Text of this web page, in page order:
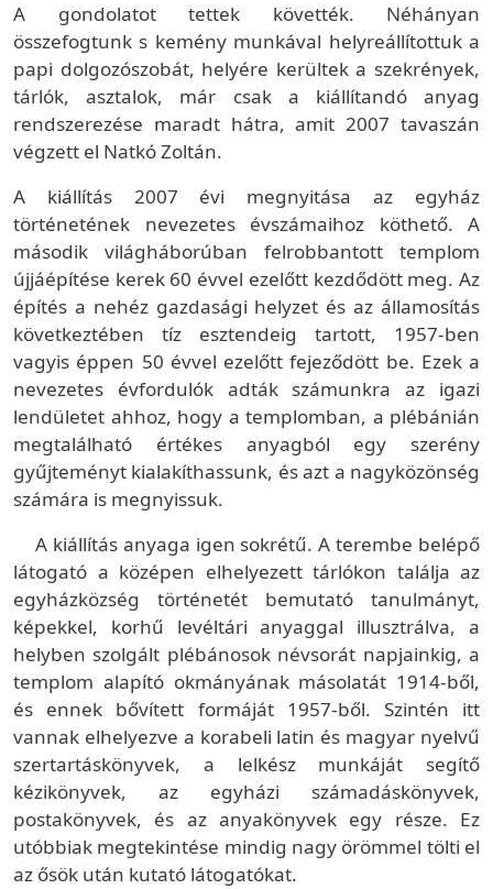
A gondolatot tettek követték. Néhányan
összefogtunk s kemény munkával helyreállítottuk a
papi dolgozószobát, helyére kerültek a szekrények,
tárlók, asztalok, már csak a kiállítandó anyag
rendszerezése maradt hátra, amit 2007 tavaszán
végzett el Natkó Zoltán.
A kiállítás 2007 évi megnyitása az egyház
történetének nevezetes évszámaihoz köthető. A
második világháborúban felrobbantott templom
újjáépítése kerek 60 évvel ezelőtt kezdődött meg. Az
építés a nehéz gazdasági helyzet és az államosítás
következtében tíz esztendeig tartott, 1957-ben
vagyis éppen 50 évvel ezelőtt fejeződött be. Ezek a
nevezetes évfordulók adták számunkra az igazi
lendületet ahhoz, hogy a templomban, a plébánián
megtalálható értékes anyagból egy szerény
gyűjteményt kialakíthassunk, és azt a nagyközönség
számára is megnyissuk.
A kiállítás anyaga igen sokrétű. A terembe belépő
látogató a középen elhelyezett tárlókon találja az
egyházközség történetét bemutató tanulmányt,
képekkel, korhű levéltári anyaggal illusztrálva, a
helyben szolgált plébánosok névsorát napjainkig, a
templom alapító okmányának másolatát 1914-ből,
és ennek bővített formáját 1957-ből. Szintén itt
vannak elhelyezve a korabeli latin és magyar nyelvű
szertartáskönyvek, a lelkész munkáját segítő
kézikönyvek, az egyházi számadáskönyvek,
postakönyvek, és az anyakönyvek egy része. Ez
utóbbiak megtekintése mindig nagy örömmel tölti el
az ősök után kutató látogatókat.